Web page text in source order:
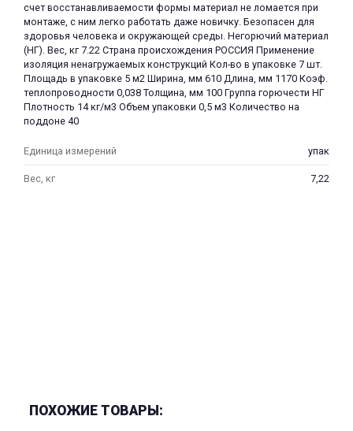
счет восстанавливаемости формы материал не ломается при
монтаже, с ним легко работать даже новичку. Безопасен для
здоровья человека и окружающей среды. Негорючий материал
(НГ). Вес, кг 7.22 Страна происхождения РОССИЯ Применение
изоляция ненагружаемых конструкций Кол-во в упаковке 7 шт.
Площадь в упаковке 5 м2 Ширина, мм 610 Длина, мм 1170 Коэф.
теплопроводности 0,038 Толщина, мм 100 Группа горючести НГ
Плотность 14 кг/м3 Объем упаковки 0,5 м3 Количество на
поддоне 40
Единица измерений упак
Вес, кг 7,22
ПОХОЖИЕ ТОВАРЫ:
раз в 2 недели